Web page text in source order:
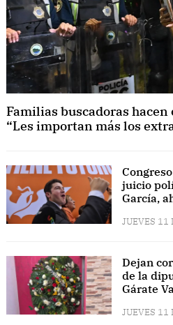
Familias buscadoras
“Les importan más los
juicio
García,
JUEVES 11
Dejan
de la
Gárate
JUEVES 11